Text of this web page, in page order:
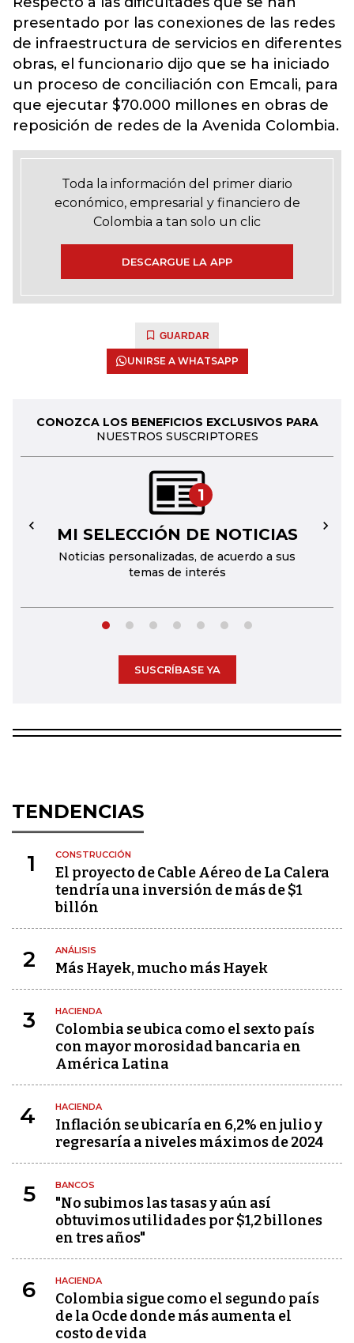
presentado por las conexiones de las redes
de infraestructura de servicios en diferentes
obras, el funcionario dijo que se ha iniciado
un proceso de conciliación con Emcali, para
que ejecutar $70.000 millones en obras de
reposición de redes de la Avenida Colombia.
Toda la información del primer diario
económico, empresarial y financiero de
Colombia a tan solo un clic
DESCARGUE LA APP
GUARDAR
UNIRSE A WHATSAPP
CONOZCA LOS BENEFICIOS EXCLUSIVOS PARA
NUESTROS SUSCRIPTORES
1
MI SELECCIÓN DE NOTICIAS
Noticias personalizadas, de acuerdo a sus
temas de interés
← →
SUSCRÍBASE YA
TENDENCIAS
1 CONSTRUCCIÓN
El proyecto de Cable Aéreo de La Calera
tendría una inversión de más de $1
billón
2 ANÁLISIS
Más Hayek, mucho más Hayek
3 HACIENDA
Colombia se ubica como el sexto país
con mayor morosidad bancaria en
América Latina
4 HACIENDA
Inflación se ubicaría en 6,2% en julio y
regresaría a niveles máximos de 2024
5 BANCOS
"No subimos las tasas y aún así
obtuvimos utilidades por $1,2 billones
en tres años"
6 HACIENDA
Colombia sigue como el segundo país
de la Ocde donde más aumenta el
costo de vida